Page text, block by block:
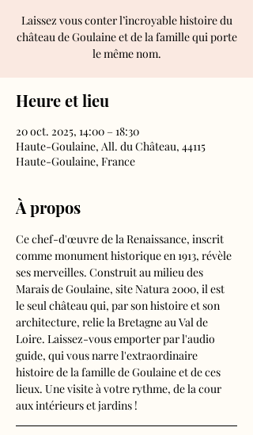
Laissez vous conter l’incroyable histoire du
château de Goulaine et de la famille qui porte
le même nom.
Heure et lieu
20 oct. 2025, 14:00 – 18:30
Haute-Goulaine, All. du Château, 44115
Haute-Goulaine, France
À propos
Ce chef-d'œuvre de la Renaissance, inscrit
comme monument historique en 1913, révèle
ses merveilles. Construit au milieu des
Marais de Goulaine, site Natura 2000, il est
le seul château qui, par son histoire et son
architecture, relie la Bretagne au Val de
Loire. Laissez-vous emporter par l'audio
guide, qui vous narre l'extraordinaire
histoire de la famille de Goulaine et de ces
lieux. Une visite à votre rythme, de la cour
aux intérieurs et jardins !